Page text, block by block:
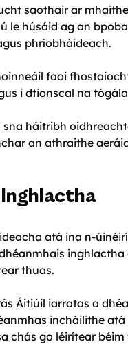
saothair ar
le húsáid ag an
phríobháideach.
faoi
i dtionscal na
sna háitribh
an athraithe
atá ina n-
inghlactha
thuas.
Áitiúil iarratas a
incháilithe
chás go léirítear